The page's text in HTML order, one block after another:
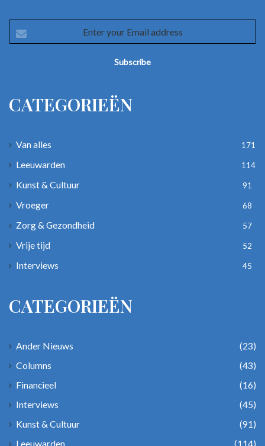
your
CATEGORIEËN
Van alles 171
Leeuwarden 114
Kunst & Cultuur 91
Vroeger 68
Zorg & Gezondheid 57
Vrije tijd 52
Interviews 45
CATEGORIEËN
Ander Nieuws
(23)
Columns
(43)
Financieel
(16)
Interviews
(45)
Kunst & Cultuur
(91)
Leeuwarden
(114)